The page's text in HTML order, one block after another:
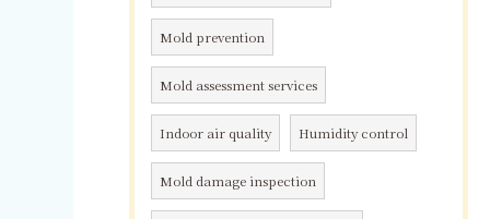
Mold prevention
Mold assessment services
Indoor air quality Humidity control
Mold damage inspection